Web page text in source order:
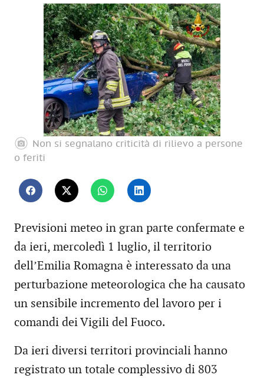
Non si segnalano criticità di rilievo a persone
o feriti
Previsioni meteo in gran parte confermate e
da ieri, mercoledì 1 luglio, il territorio
dell’Emilia Romagna è interessato da una
perturbazione meteorologica che ha causato
un sensibile incremento del lavoro per i
comandi dei Vigili del Fuoco.
Da ieri diversi territori provinciali hanno
registrato un totale complessivo di 803